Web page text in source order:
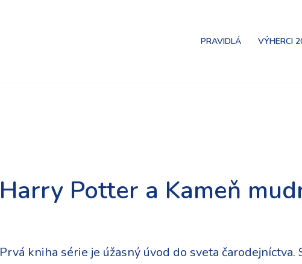
PRAVIDLÁ VÝHERCI
Harry Potter a Kameň
Prvá kniha série je úžasný úvod do sveta